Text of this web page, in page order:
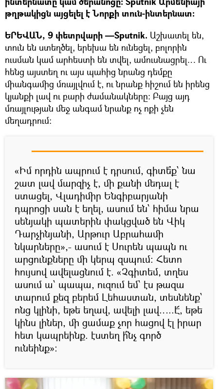
թղթակիցն այցելել է Նորքի տուն-ինտերնատ:
ԵՐԵՎԱՆ, 9 փետրվարի —Sputnik. Աշխատել են,
տուն են ստեղծել, երեխա են ունեցել, բոլորին
ուսման կամ արհեստի են տվել, ամուսնացրել… Ու
հենց այստեղ ու այս պահից նրանց դեմքը
միանգամից մռայլվում է, ու նրանք հիշում են իրենց
կյանքի լավ ու բարի ժամանակները: Բայց այդ
մռայլության մեջ անգամ նրանք ոչ ոքի չեն
մեղադրում:
«Իմ որդին ապրում է դրսում, գիտե՞ք՝ նա
շատ լավ մարզիչ է, մի քանի մեդալ է
ստացել, Վլադիմիր Ենգիբարյանի
դպրոցի սան է եղել, ասում են՝ հիմա նրա
սենյակի պատերին փակցված են Վիկ
Դարչինյանի, Արթուր Աբրահամի
նկարները»,- ասում է Սուրեն պապն ու
արցունքները մի կերպ զսպում: Հետո
հույսով ավելացնում է. «Չգիտեմ, տղես
ասում ա՝ պապա, ուզում եմ՝ էս թազա
տարում քեզ բերեմ Լեհաստան, տեսնենք՝
ոնց կլինի, եթե եղավ, ավելի լավ…..Է՜, եթե
կինս լիներ, մի ցամաք չոր հացով էլ իրար
հետ կապրեինք. էստեղ ի՞նչ գործ
ունեինք»: